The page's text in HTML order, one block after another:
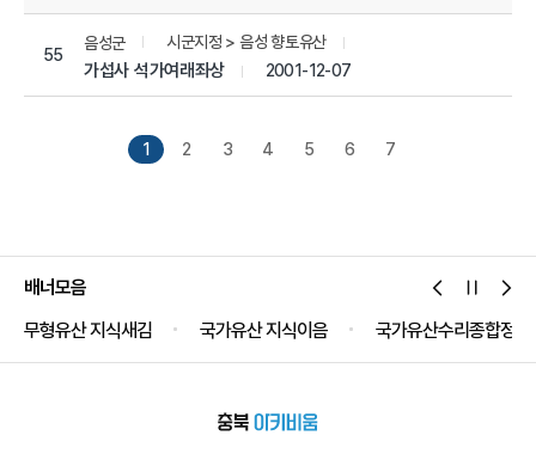
55
음성군 시군지정 > 음성 향토유산
가섭사 석가여래좌상 2001-12-07
1 2 3 4 5 6 7
배너모음
무형유산 지식새김
국가유산 지식이음 국가유산수리종합정보